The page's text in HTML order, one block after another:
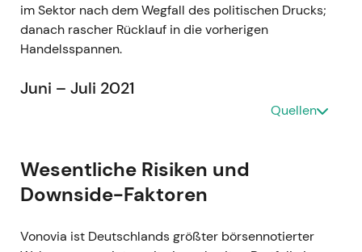
im Sektor nach dem Wegfall des politischen Drucks;
danach rascher Rücklauf in die vorherigen
Handelsspannen.
Juni – Juli 2021
2021; Finanzierung über Brückenkredit und
geplante Kapitalerhöhung), und das
Zusammenschluss am 28. Juni
,[50]
Quellen
Wesentliche Risiken und
Downside-Faktoren
Vonovia ist Deutschlands größter börsennotierter